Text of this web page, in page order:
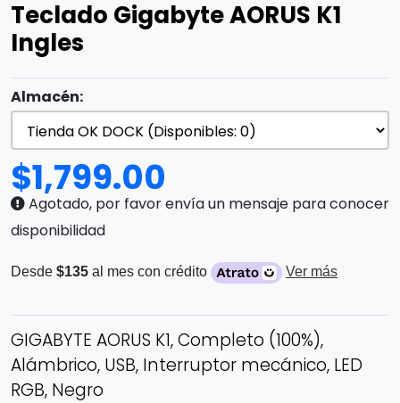
Teclado Gigabyte AORUS K1
Ingles
Almacén:
$1,799.00
Agotado, por favor envía un mensaje para conocer
disponibilidad
Desde $135 al mes con crédito Ver más
GIGABYTE AORUS K1, Completo (100%),
Alámbrico, USB, Interruptor mecánico, LED
RGB, Negro